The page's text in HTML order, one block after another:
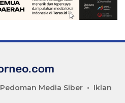
Pedoman Media Siber Iklan